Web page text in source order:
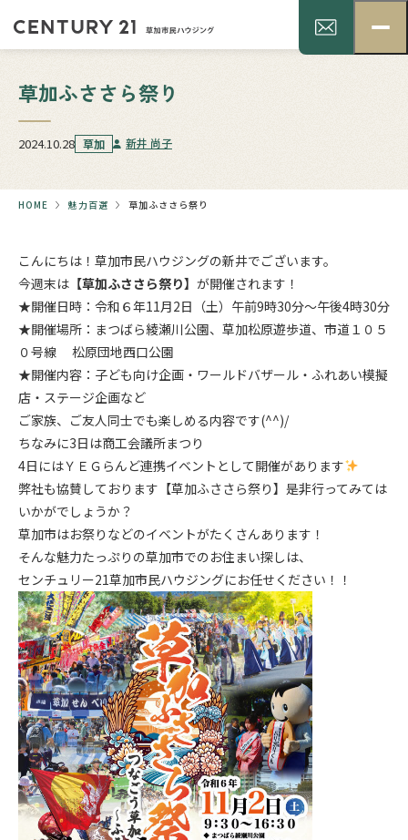
草加ふささら祭り
2024.10.28 草加 新井 尚子
HOME 魅力百選 草加ふささら祭り
こんにちは！草加市民ハウジングの新井でございます。
今週末は 【草加ふささら祭り】 が開催されます！
★開催日時：令和６年11月2日（土）午前9時30分～午後4時30分
★開催場所：まつばら綾瀬川公園、草加松原遊歩道、市道１０５
０号線 松原団地西口公園
★開催内容：子ども向け企画・ワールドバザール・ふれあい模擬
店・ステージ企画など
ご家族、ご友人同士でも楽しめる内容です(^^)/
ちなみに3日は商工会議所まつり
4日にはＹＥＧらんど連携イベントとして開催があります
弊社も協賛しております【草加ふささら祭り】是非行ってみては
いかがでしょうか？
草加市はお祭りなどのイベントがたくさんあります！
そんな魅力たっぷりの草加市でのお住まい探しは、
センチュリー21草加市民ハウジングにお任せください！！